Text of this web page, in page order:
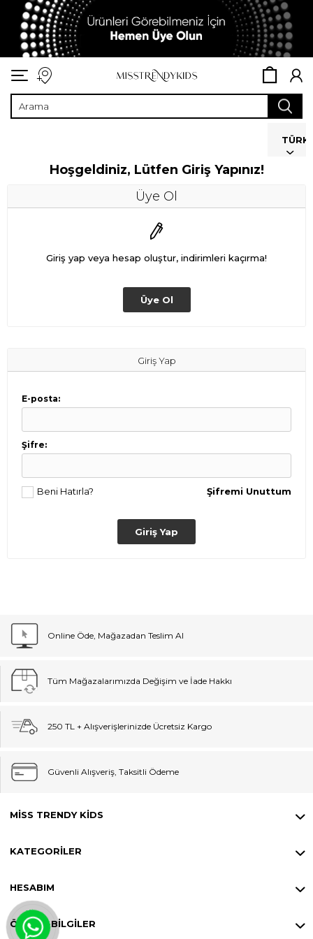
Hoşgeldiniz, Lütfen Giriş Yapınız!
Üye Ol
Giriş yap veya hesap oluştur, indirimleri kaçırma!
Giriş Yap
E-posta:
Şifre:
Şifremi Unuttum
Beni Hatırla?
Online Öde, Mağazadan Teslim Al
Tüm Mağazalarımızda Değişim ve İade Hakkı
250 TL + Alışverişlerinizde Ücretsiz Kargo
Güvenli Alışveriş, Taksitli Ödeme
MISS TRENDY KIDS
KATEGORILER
HESABIM
ÖNEMLI BILGILER